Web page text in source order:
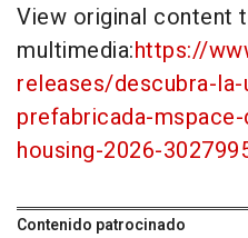
View original content
multimedia:https://
releases/descubra-
prefabricada-
housing-2026-
Contenido patrocinado